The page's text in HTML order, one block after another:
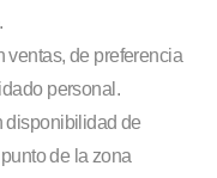
ventas, de preferencia
personal.
disponibilidad de
de la zona